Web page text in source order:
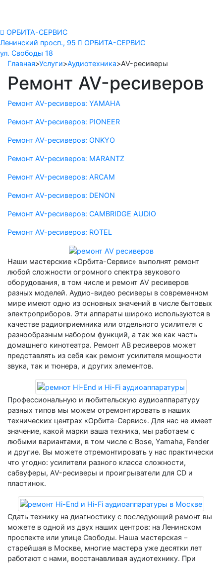
ОРБИТА-СЕРВИС
Ленинский просп., 95
ОРБИТА-СЕРВИС
ул. Свободы 18
Главная>Услуги>Аудиотехника>AV-ресиверы
Ремонт AV-реcиверов
Ремонт AV-реcиверов: YAMAHA
Ремонт AV-реcиверов: PIONEER
Ремонт AV-реcиверов: ONKYO
Ремонт AV-реcиверов: MARANTZ
Ремонт AV-реcиверов: ARCAM
Ремонт AV-реcиверов: DENON
Ремонт AV-реcиверов: CAMBRIDGE AUDIO
Ремонт AV-реcиверов: ROTEL
Наши мастерские «Орбита-Сервис» выполнят ремонт
любой сложности огромного спектра звукового
оборудования, в том числе и ремонт AV ресиверов
разных моделей. Аудио-видео ресиверы в современном
мире имеют одно из основных значений в числе бытовых
электроприборов. Эти аппараты широко используются в
качестве радиоприемника или отдельного усилителя с
разнообразным набором функций, а так же как часть
домашнего кинотеатра. Ремонт АВ ресиверов может
представлять из себя как ремонт усилителя мощности
звука, так и тюнера, и других элементов.
Профессиональную и любительскую аудиоаппаратуру
разных типов мы можем отремонтировать в наших
технических центрах «Орбита-Сервис». Для нас не имеет
значение, какой марки ваша техника, мы работаем с
любыми вариантами, в том числе с Bose, Yamaha, Fender
и другие. Вы можете отремонтировать у нас практически
что угодно: усилители разного класса сложности,
сабвуферы, AV-ресиверы и проигрыватели для CD и
пластинок.
Сдать технику на диагностику с последующий ремонт вы
можете в одной из двух наших центров: на Ленинском
проспекте или улице Свободы. Наша мастерская –
старейшая в Москве, многие мастера уже десятки лет
работают с нами, восстанавливая аудиотехнику. При